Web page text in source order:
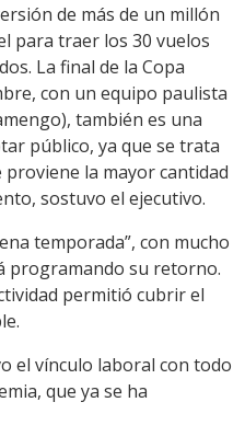
de más de un millón
para traer los 30 vuelos
La final de la Copa
con un equipo paulista
también es una
público, ya que se trata
proviene la mayor cantidad
sostuvo el ejecutivo.
temporada”, con mucho
programando su retorno.
permitió cubrir el
el vínculo laboral con todo
que ya se ha